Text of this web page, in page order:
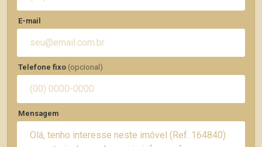
E-mail
Telefone fixo (opcional)
Mensagem